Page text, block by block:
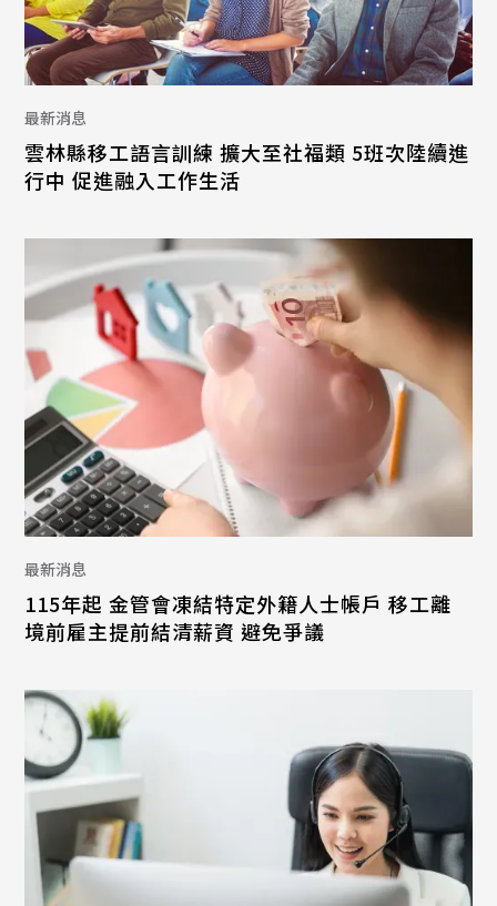
最新消息
雲林縣移工語言訓練 擴大至社福類 5班次陸續進
行中 促進融入工作生活
最新消息
115年起 金管會凍結特定外籍人士帳戶 移工離
境前雇主提前結清薪資 避免爭議